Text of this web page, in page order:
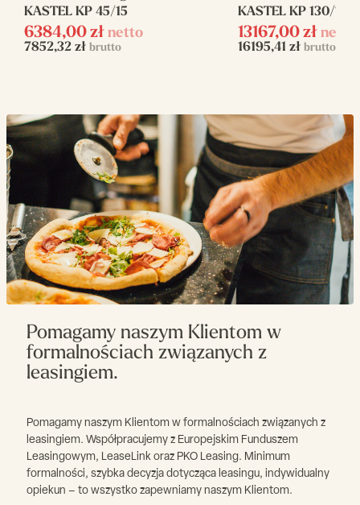
Moc elektryczna
(W)
Napięcie zasilania 230 V
KASTEL KP 45/15
6384,00 zł netto
7852,32 zł brutto
KASTEL KP 130/75
13167,00 zł netto
16195,41 zł brutto
Pomagamy naszym Klientom w
formalnościach związanych z
leasingiem.
Pomagamy naszym Klientom w formalnościach związanych z
leasingiem. Współpracujemy z Europejskim Funduszem
Leasingowym, LeaseLink oraz PKO Leasing. Minimum
formalności, szybka decyzja dotycząca leasingu, indywidualny
opiekun – to wszystko zapewniamy naszym Klientom.